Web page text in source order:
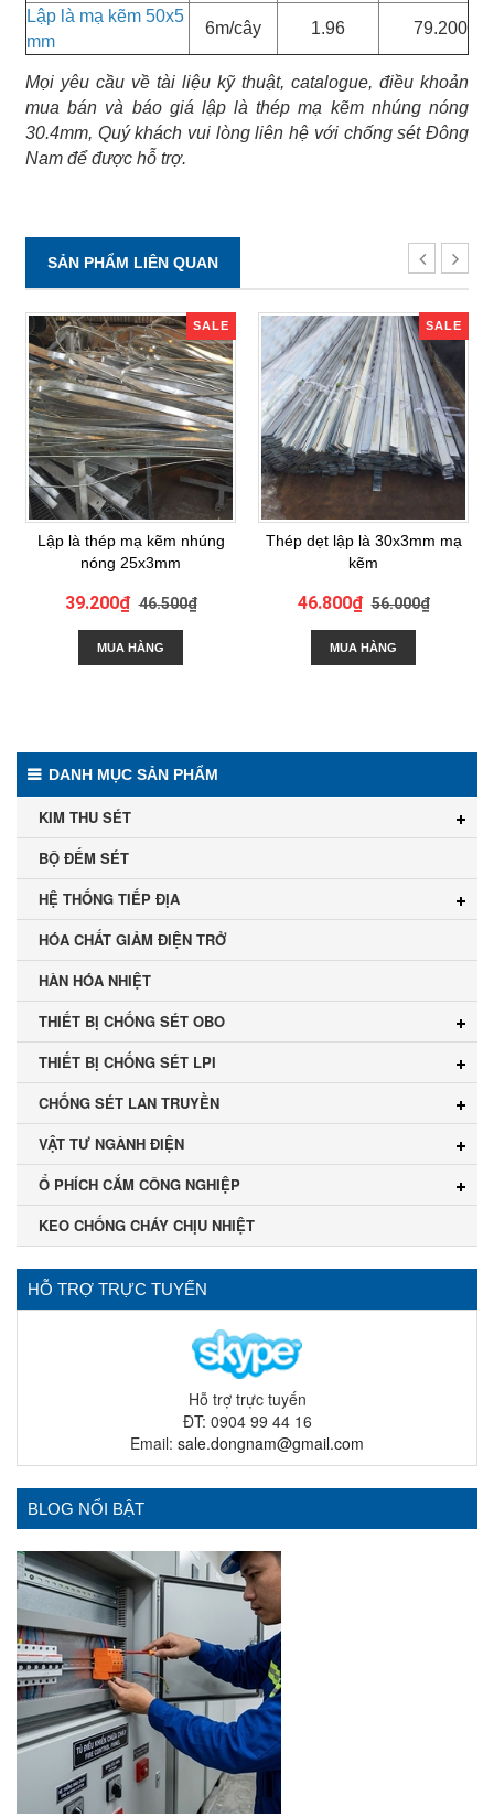
Lập là mạ kẽm 50x5
mm
6m/cây 1.96 79.200
Mọi yêu cầu về tài liệu kỹ thuật, catalogue, điều khoản
mua bán và báo giá lập là thép mạ kẽm nhúng nóng
30.4mm, Quý khách vui lòng liên hệ với chống sét Đông
Nam để được hỗ trợ.
SẢN PHẨM LIÊN QUAN
SALE
Lập là thép mạ kẽm nhúng
nóng 25x3mm
39.200₫46.500₫
MUA HÀNG
SALE
Thép dẹt lập là 30x3mm mạ
kẽm
46.800₫56.000₫
MUA HÀNG
DANH MỤC SẢN PHẨM
KIM THU SÉT
BỘ ĐẾM SÉT
HỆ THỐNG TIẾP ĐỊA
HÓA CHẤT GIẢM ĐIỆN TRỞ
HÀN HÓA NHIỆT
THIẾT BỊ CHỐNG SÉT OBO
THIẾT BỊ CHỐNG SÉT LPI
CHỐNG SÉT LAN TRUYỀN
VẬT TƯ NGÀNH ĐIỆN
Ổ PHÍCH CẮM CÔNG NGHIỆP
KEO CHỐNG CHÁY CHỊU NHIỆT
HỖ TRỢ TRỰC TUYẾN
Hỗ trợ trực tuyến
ĐT: 0904 99 44 16
Email: sale.dongnam@gmail.com
BLOG NỔI BẬT